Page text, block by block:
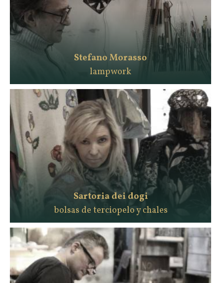
Stefano Morasso
lampwork
Sartoria dei dogi
bolsas de terciopelo y chales